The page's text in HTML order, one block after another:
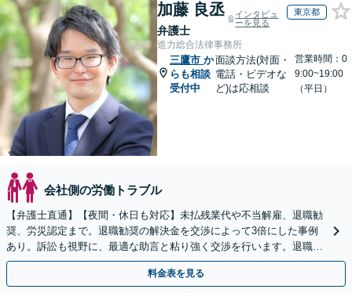
加藤 良丞
弁護士
インタビュ
ーを見る
東京都
造力総合法律事務所
三鷹市 か
らも相談
受付中
面談方法(対面・
電話・ビデオな
ど)は応相談
営業時間：0
9:00~19:00
（平日）
会社側の労働トラブル
【弁護士直通】【夜間・休日も対応】未払残業代や不当解雇、退職勧
奨、労災認定まで。退職勧奨の解決金を交渉によって3倍にした事例
あり。訴訟も視野に、最適な助言と粘り強く交渉を行います。退職前
後、育休中などの状況でも歓迎。まずはご相談下さい！
料金表を見る